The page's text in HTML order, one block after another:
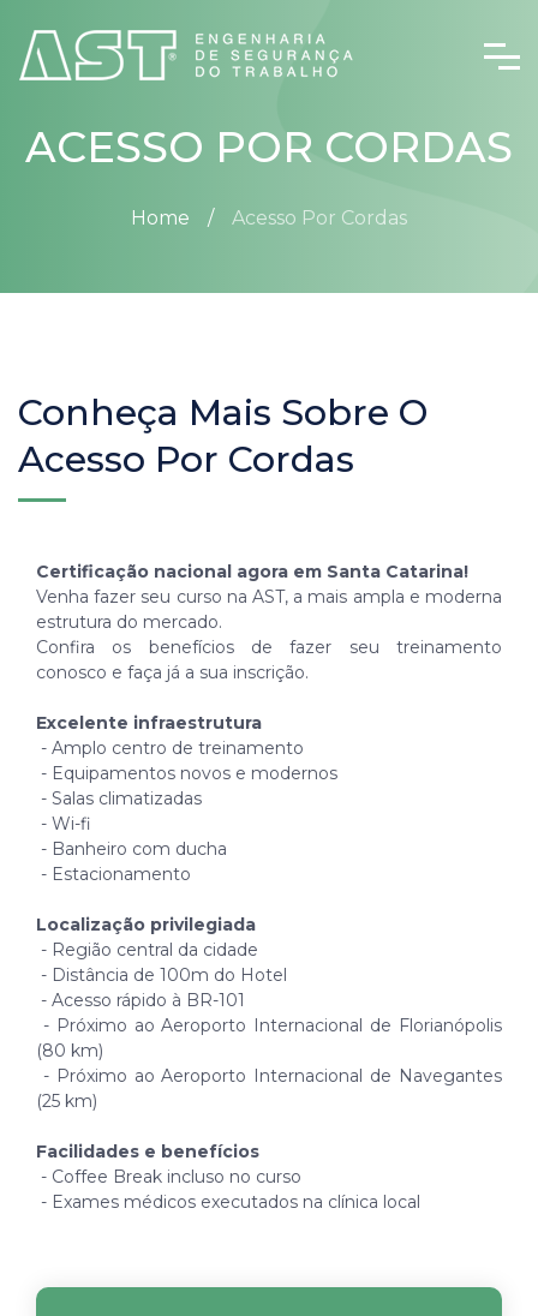
ACESSO POR CORDAS
Home Acesso Por Cordas
Conheça Mais Sobre O
Acesso Por Cordas
Certificação nacional agora em Santa Catarina!
Venha fazer seu curso na AST, a mais ampla e moderna
estrutura do mercado.
Confira os benefícios de fazer seu treinamento
conosco e faça já a sua inscrição.
Excelente infraestrutura
- Amplo centro de treinamento
- Equipamentos novos e modernos
- Salas climatizadas
- Wi-fi
- Banheiro com ducha
- Estacionamento
Localização privilegiada
- Região central da cidade
- Distância de 100m do Hotel
- Acesso rápido à BR-101
- Próximo ao Aeroporto Internacional de Florianópolis
(80 km)
- Próximo ao Aeroporto Internacional de Navegantes
(25 km)
Facilidades e benefícios
- Coffee Break incluso no curso
- Exames médicos executados na clínica local